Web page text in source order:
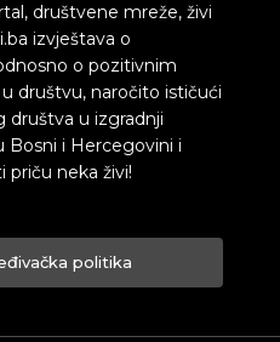
društvene mreže, živi
izvještava o
o pozitivnim
društvu, naročito ističući
društva u izgradnji
Bosni i Hercegovini i
priču neka živi!
politika